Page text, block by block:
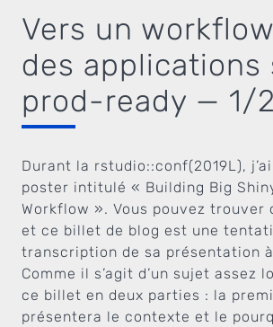
Vers un
des applications
prod-ready — 1/2
Durant la rstudio::conf(2019L),
poster intitulé « Building Big
Workflow ». Vous pouvez trouver
et ce billet de blog est une
transcription de sa présentation
Comme il s’agit d’un sujet assez
ce billet en deux parties : la
présentera le contexte et le